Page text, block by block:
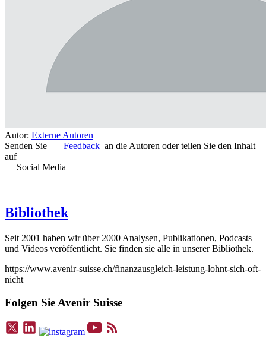
Autor: Externe Autoren
Senden Sie
Feedback an die Autoren oder teilen Sie den Inhalt
auf
Social Media
Bibliothek
Seit 2001 haben wir über 2000 Analysen, Publikationen, Podcasts
und Videos veröffentlicht. Sie finden sie alle in unserer Bibliothek.
https://www.avenir-suisse.ch/finanzausgleich-leistung-lohnt-sich-oft-
nicht
Folgen Sie Avenir Suisse